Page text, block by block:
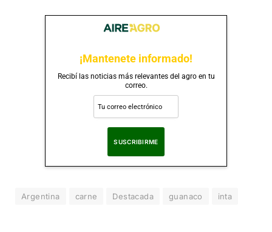
¡Mantenete informado!
Recibí las noticias más relevantes del agro en tu
correo.
Argentina carne Destacada guanaco inta